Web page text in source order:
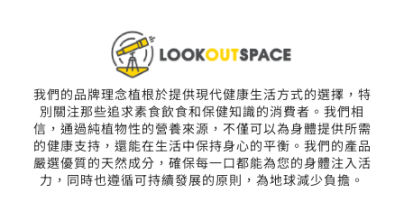
我們的品牌理念植根於提供現代健康生活方式的選擇，特
別關注那些追求素食飲食和保健知識的消費者。我們相
信，通過純植物性的營養來源，不僅可以為身體提供所需
的健康支持，還能在生活中保持身心的平衡。我們的產品
嚴選優質的天然成分，確保每一口都能為您的身體注入活
力，同時也遵循可持續發展的原則，為地球減少負擔。